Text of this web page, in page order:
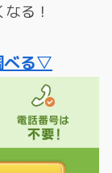
る！
べる▽